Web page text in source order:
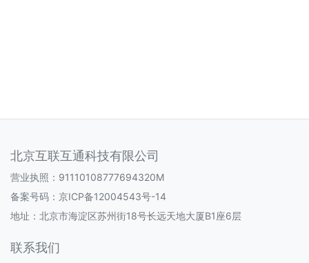
北京互联互通科技有限公司
营业执照：91110108777694320M
备案号码： 京ICP备12004543号-14
地址：北京市海淀区苏州街18号长远天地大厦B1座6层
联系我们